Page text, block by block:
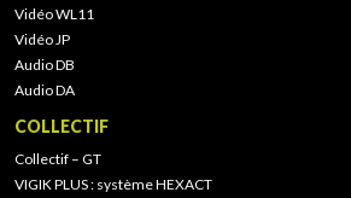
Vidéo WL11
Vidéo JP
Audio DB
Audio DA
COLLECTIF
Collectif – GT
VIGIK PLUS : système HEXACT